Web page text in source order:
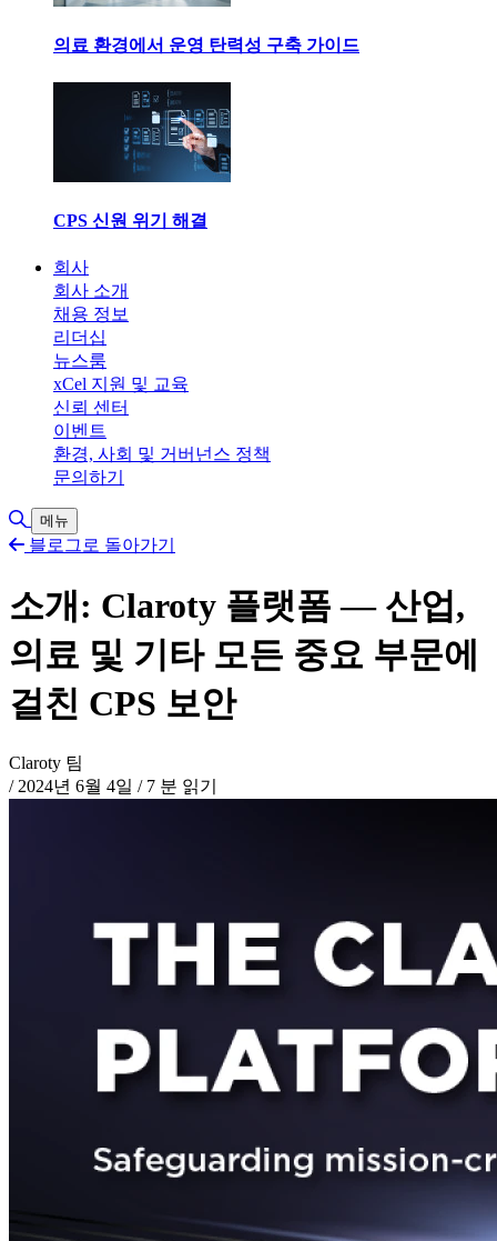
의료 환경에서 운영 탄력성 구축 가이드
CPS 신원 위기 해결
회사
회사 소개
채용 정보
리더십
뉴스룸
xCel 지원 및 교육
신뢰 센터
이벤트
환경, 사회 및 거버넌스 정책
문의하기
검색 토글
메뉴
블로그로 돌아가기
소개: Claroty 플랫폼 — 산업,
의료 및 기타 모든 중요 부문에
걸친 CPS 보안
Claroty 팀
/ 2024년 6월 4일 /7 분 읽기